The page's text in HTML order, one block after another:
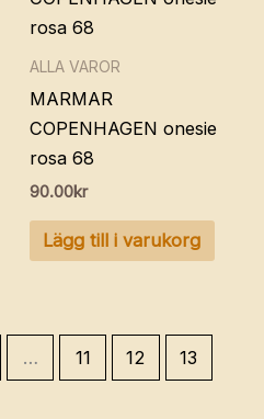
ALLA VAROR
MARMAR
COPENHAGEN onesie
rosa 68
90.00kr
Lägg till i varukorg
… 11 12 13